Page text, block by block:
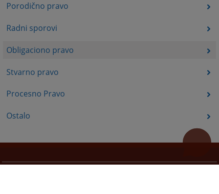
Porodično pravo
Radni sporovi
Obligaciono pravo
Stvarno pravo
Procesno Pravo
Ostalo